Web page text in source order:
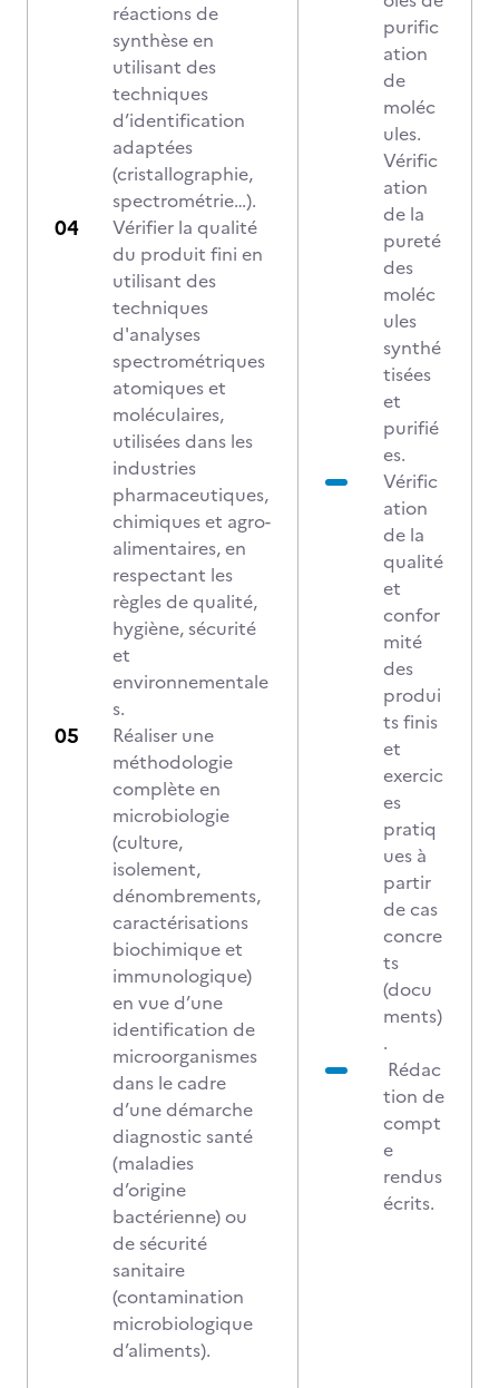
réactions de
synthèse en
utilisant des
techniques
d’identification
adaptées
(cristallographie,
spectrométrie…).
Vérifier la qualité
du produit fini en
utilisant des
techniques
d'analyses
spectrométriques
atomiques et
moléculaires,
utilisées dans les
industries
pharmaceutiques,
chimiques et agro-
alimentaires, en
respectant les
règles de qualité,
hygiène, sécurité
et
environnementale
s.
Réaliser une
méthodologie
complète en
microbiologie
(culture,
isolement,
dénombrements,
caractérisations
biochimique et
immunologique)
en vue d’une
identification de
microorganismes
dans le cadre
d’une démarche
diagnostic santé
(maladies
d’origine
bactérienne) ou
de sécurité
sanitaire
(contamination
microbiologique
d’aliments).
purific
ation
de
moléc
ules.
Vérific
ation
de la
pureté
des
moléc
ules
synthé
tisées
et
purifié
es.
Vérific
ation
de la
qualité
et
confor
mité
des
produi
ts finis
et
exercic
es
pratiq
ues à
partir
de cas
concre
ts
(docu
ments)
.
Rédac
tion de
compt
e
rendus
écrits.